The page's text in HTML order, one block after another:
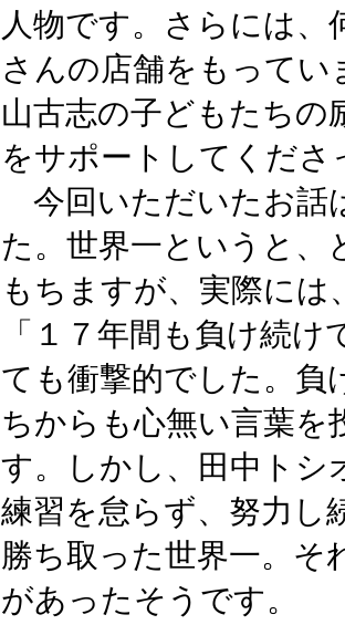
人物です。さらには、
さんの店舗をもって
山古志の子どもたちの
をサポートしてくださ
今回いただいたお話
た。世界一というと
もちますが、実際に
「１７年間も負け続
ても衝撃的でした。負
ちからも心無い言葉
す。しかし、田中トシ
練習を怠らず、努力し
勝ち取った世界一。そ
があったそうです。